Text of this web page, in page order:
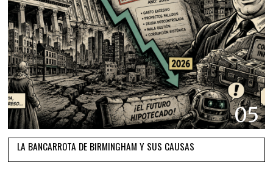
05
LA BANCARROTA DE BIRMINGHAM Y SUS CAUSAS